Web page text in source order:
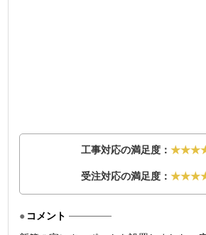
工事対応の満足度：
受注対応の満足度：
コメント